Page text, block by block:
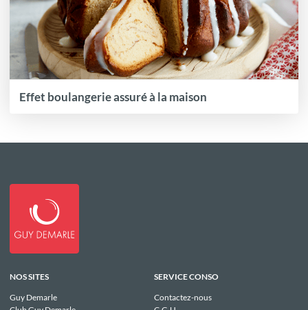
Effet boulangerie assuré à la maison
NOS SITES
Guy Demarle
SERVICE CONSO
Contactez-nous